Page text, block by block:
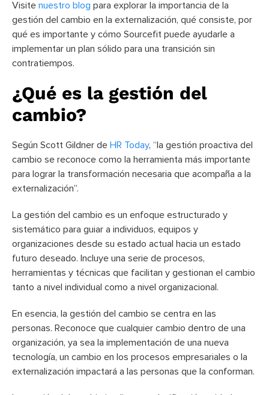
Visite nuestro blog para explorar la importancia de la
gestión del cambio en la externalización, qué consiste, por
qué es importante y cómo Sourcefit puede ayudarle a
implementar un plan sólido para una transición sin
contratiempos.
¿Qué es la gestión del
cambio?
Según Scott Gildner de HR Today, “la gestión proactiva del
cambio se reconoce como la herramienta más importante
para lograr la transformación necesaria que acompaña a la
externalización”.
La gestión del cambio es un enfoque estructurado y
sistemático para guiar a individuos, equipos y
organizaciones desde su estado actual hacia un estado
futuro deseado. Incluye una serie de procesos,
herramientas y técnicas que facilitan y gestionan el cambio
tanto a nivel individual como a nivel organizacional.
En esencia, la gestión del cambio se centra en las
personas. Reconoce que cualquier cambio dentro de una
organización, ya sea la implementación de una nueva
tecnología, un cambio en los procesos empresariales o la
externalización impactará a las personas que la conforman.